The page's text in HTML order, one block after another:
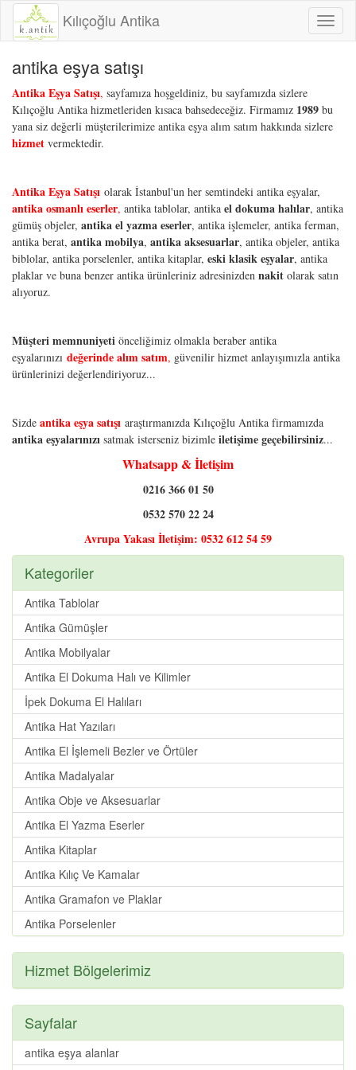
Kılıçoğlu Antika
antika eşya satışı
Antika Eşya Satışı, sayfamıza hoşgeldiniz, bu sayfamızda sizlere
Kılıçoğlu Antika hizmetleriden kısaca bahsedeceğiz. Firmamız 1989 bu
yana siz değerli müşterilerimize antika eşya alım satım hakkında sizlere
hizmet vermektedir.
Antika Eşya Satışı olarak İstanbul'un her semtindeki antika eşyalar,
antika osmanlı eserler, antika tablolar, antika el dokuma halılar, antika
gümüş objeler, antika el yazma eserler, antika işlemeler, antika ferman,
antika berat, antika mobilya, antika aksesuarlar, antika objeler, antika
biblolar, antika porselenler, antika kitaplar, eski klasik eşyalar, antika
plaklar ve buna benzer antika ürünleriniz adresinizden nakit olarak satın
alıyoruz.
Müşteri memnuniyeti önceliğimiz olmakla beraber antika
eşyalarınızı değerinde alım satım, güvenilir hizmet anlayışımızla antika
ürünlerinizi değerlendiriyoruz...
Sizde antika eşya satışı araştırmanızda Kılıçoğlu Antika firmamızda
antika eşyalarınızı satmak isterseniz bizimle iletişime geçebilirsiniz...
Whatsapp & İletişim
0216 366 01 50
0532 570 22 24
Avrupa Yakası İletişim: 0532 612 54 59
Kategoriler
Antika Tablolar
Antika Gümüşler
Antika Mobilyalar
Antika El Dokuma Halı ve Kilimler
İpek Dokuma El Halıları
Antika Hat Yazıları
Antika El İşlemeli Bezler ve Örtüler
Antika Madalyalar
Antika Obje ve Aksesuarlar
Antika El Yazma Eserler
Antika Kitaplar
Antika Kılıç Ve Kamalar
Antika Gramafon ve Plaklar
Antika Porselenler
Hizmet Bölgelerimiz
Sayfalar
antika eşya alanlar